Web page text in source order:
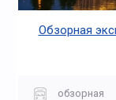
Обзорная
обзорная